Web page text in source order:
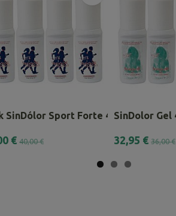
SinDólor Sport Forte 4 x 60ml.
€ 40,00 €
SinDolor Gel
32,95 € 36,00 €